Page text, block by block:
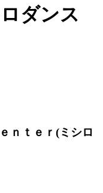
ダンス
ｎｔｅｒ(ミシロ